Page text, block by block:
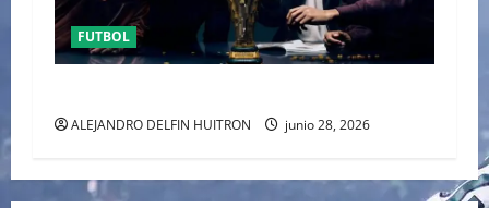
FUTBOL
ALEJANDRO DELFIN HUITRON junio 28, 2026